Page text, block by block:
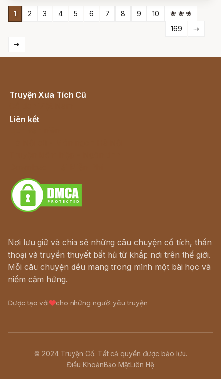
1 2 3 4 5 6 7 8 9 10
❀ ❀ ❀
169
⇢
⇥
Truyện Xưa Tích Cũ
Liên kết
Nơi lưu giữ và chia sẻ những câu chuyện cổ tích, thần
thoại và truyền thuyết bất hủ từ khắp nơi trên thế giới.
Mỗi câu chuyện đều mang trong mình một bài học và
niềm cảm hứng.
Được tạo với cho những người yêu truyện
© 2024 Truyện Cổ. Tất cả quyền được bảo lưu.
Điều KhoảnBảo MậtLiên Hệ